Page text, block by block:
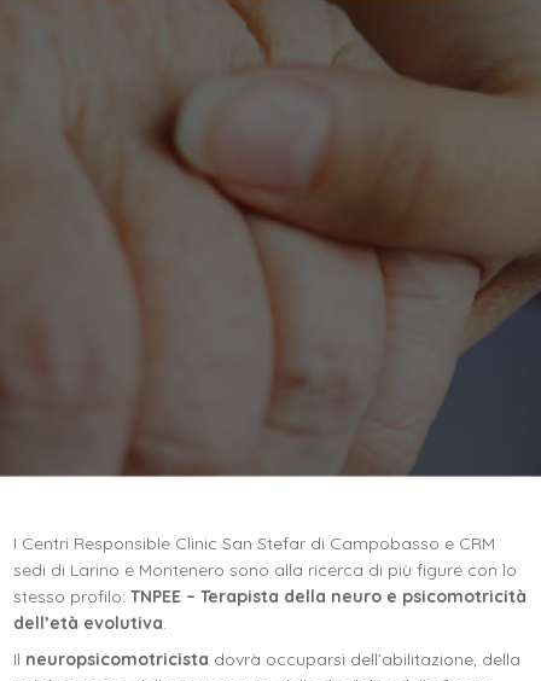
I Centri Responsible Clinic San Stefar di Campobasso e CRM
sedi di Larino e Montenero sono alla ricerca di più figure con lo
stesso profilo:TNPEE – Terapista della neuro e psicomotricità
dell’età evolutiva.
Il neuropsicomotricista dovrà occuparsi dell’abilitazione, della